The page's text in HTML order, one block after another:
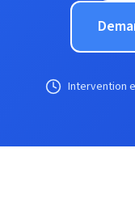
Intervention